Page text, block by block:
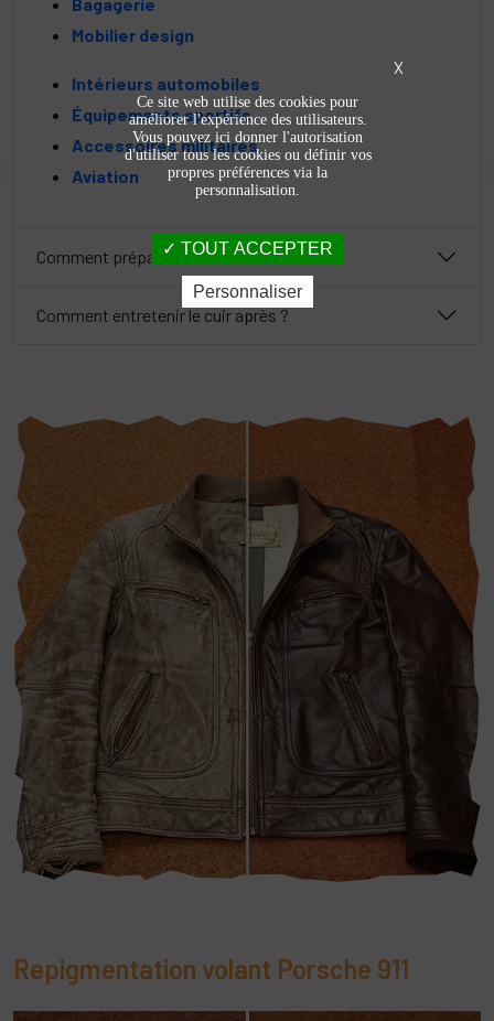
Mobilier design
Intérieurs automobiles
Équipements sportifs
Accessoires militaires
Aviation
Comment préparer le cuir avant ?
Comment entretenir le cuir après ?
Repigmentation volant Porsche 911
X
Ce site web utilise des cookies pour
améliorer l'expérience des utilisateurs.
Vous pouvez ici donner l'autorisation
d'utiliser tous les cookies ou définir vos
propres préférences via la
personnalisation.
TOUT ACCEPTER
Personnaliser